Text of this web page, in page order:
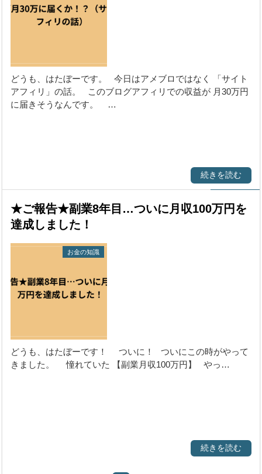
どうも、はたぼーです。 今日はアメブロではなく 「サイト
アフィリ」の話。 このブログアフィリでの収益が 月30万円
に届きそうなんです。 …
続きを読む
★ご報告★副業8年目…ついに月収100万円を
達成しました！
お金の知識
どうも、はたぼーです！ ついに！ ついにこの時がやって
きました。 憧れていた 【副業月収100万円】 やっ…
続きを読む